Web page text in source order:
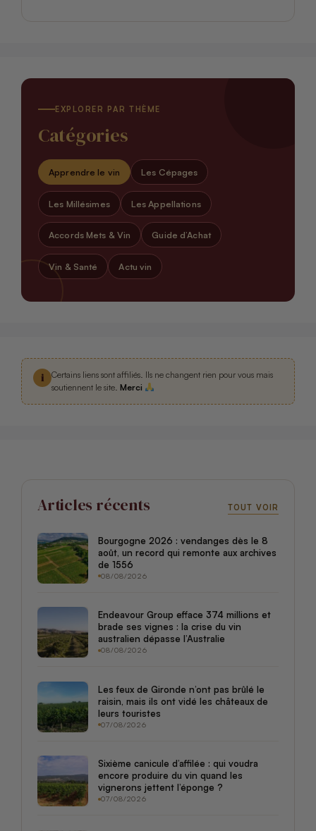
EXPLORER PAR THÈME
Catégories
Apprendre le vin Les Cépages
Les Millésimes Les Appellations
Accords Mets & Vin Guide d’Achat
Vin & Santé Actu vin
i
Certains liens sont affiliés. Ils ne changent rien pour vous mais
soutiennent le site. Merci
Articles récents TOUT VOIR
Bourgogne 2026 : vendanges dès le 8
août, un record qui remonte aux archives
de 1556
08/08/2026
Endeavour Group efface 374 millions et
brade ses vignes : la crise du vin
australien dépasse l’Australie
08/08/2026
Les feux de Gironde n’ont pas brûlé le
raisin, mais ils ont vidé les châteaux de
leurs touristes
07/08/2026
Sixième canicule d’affilée : qui voudra
encore produire du vin quand les
vignerons jettent l’éponge ?
07/08/2026